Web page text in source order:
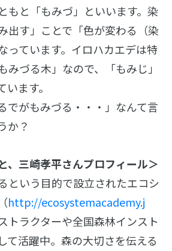
もと「もみづ」といいます。染
出す」ことで「色が変わる（染
っています。イロハカエデは特
みづる木」なので、「もみじ」
ます。
でがもみづる・・・」なんて言
か？
、三崎孝平さんプロフィール＞
という目的で設立されたエコシ
http://ecosystemacademy.j
トラクターや全国森林インスト
て活躍中。森の大切さを伝える